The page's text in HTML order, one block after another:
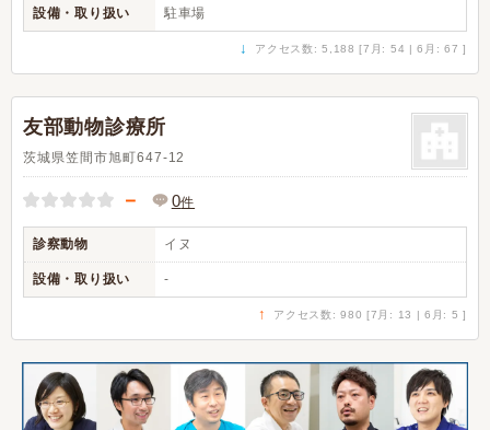
設備・取り扱い 駐車場
↓ アクセス数: 5,188 [7月: 54 | 6月: 67 ]
友部動物診療所
茨城県笠間市旭町647-12
－ 0件
診察動物 イヌ
設備・取り扱い -
↑ アクセス数: 980 [7月: 13 | 6月: 5 ]